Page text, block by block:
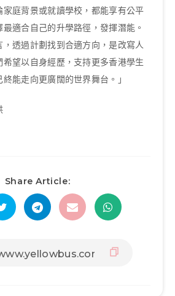
庭背景或就讀學校，都能享有公平
適合自己的升學路徑，發揮潛能。
透過計劃找到合適方向，是改寫人
望以自身經歷，支持更多香港學生
能走向更廣闊的世界舞台。」
Share Article: